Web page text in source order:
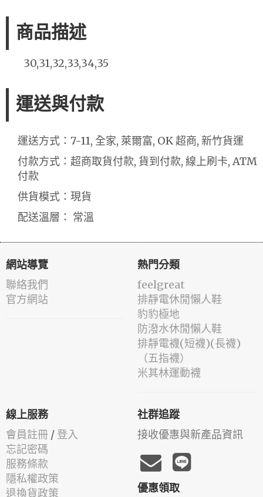
商品描述
30,31,32,33,34,35
運送與付款
運送方式：7-11, 全家, 萊爾富, OK 超商, 新竹貨運
付款方式：超商取貨付款, 貨到付款, 線上刷卡, ATM
付款
供貨模式：現貨
配送溫層： 常溫
網站導覽
聯絡我們
官方網站
熱門分類
feelgreat
排靜電休閒懶人鞋
豹豹極地
防潑水休閒懶人鞋
排靜電襪(短襪)(長襪)
（五指襪）
米其林運動襪
線上服務
會員註冊 / 登入
忘記密碼
服務條款
隱私權政策
退換貨政策
社群追蹤
接收優惠與新產品資訊
優惠領取